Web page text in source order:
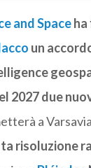
and Spaceha
un
2027 due
a
risoluzione